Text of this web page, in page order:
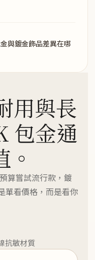
與鍍金飾品差異在哪
用與長
包金通
算嘗試流行款，鍍
單看價格，而是看你
抗敏材質